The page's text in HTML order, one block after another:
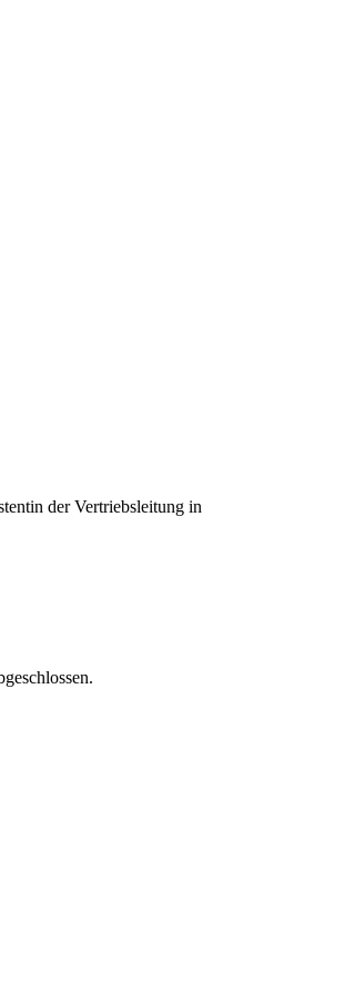
der Vertriebsleitung in